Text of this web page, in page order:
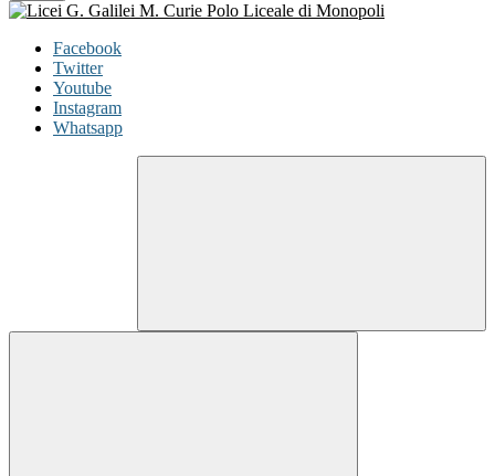
Facebook
Twitter
Youtube
Instagram
Whatsapp